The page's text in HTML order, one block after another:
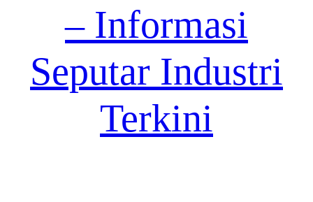
– Informasi
Seputar Industri
Terkini